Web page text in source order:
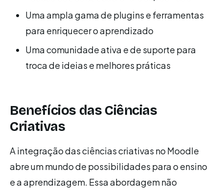
Uma ampla gama de plugins e ferramentas
para enriquecer o aprendizado
Uma comunidade ativa e de suporte para
troca de ideias e melhores práticas
Benefícios das Ciências
Criativas
A integração das ciências criativas no Moodle
abre um mundo de possibilidades para o ensino
e a aprendizagem. Essa abordagem não